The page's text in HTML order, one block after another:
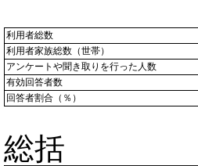
利用者総数
利用者家族総数（世帯）
アンケートや聞き取りを行った人数
有効回答者数
回答者割合（％）
総括